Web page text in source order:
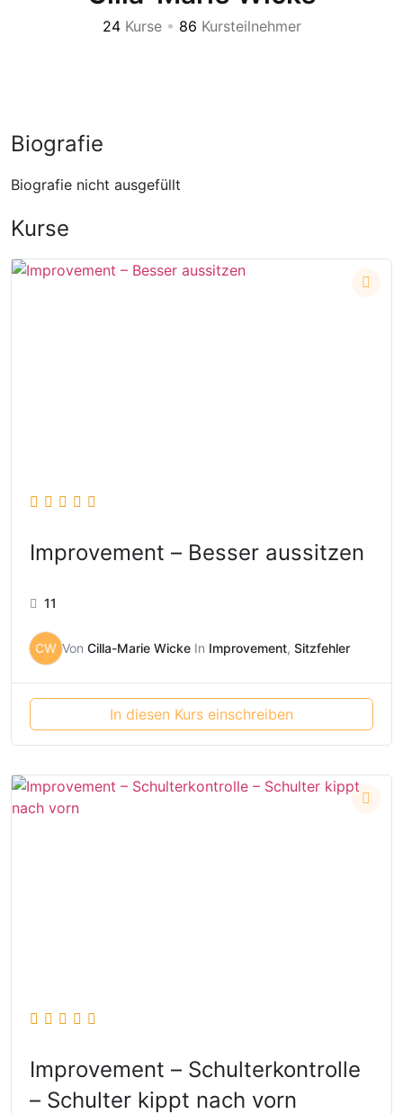
24Kurse • 86 Kursteilnehmer
Biografie
Biografie nicht ausgefüllt
Kurse
Improvement – Besser aussitzen
11
CW Von Cilla-Marie Wicke In Improvement, Sitzfehler
In diesen Kurs einschreiben
Improvement – Schulterkontrolle
– Schulter kippt nach vorn